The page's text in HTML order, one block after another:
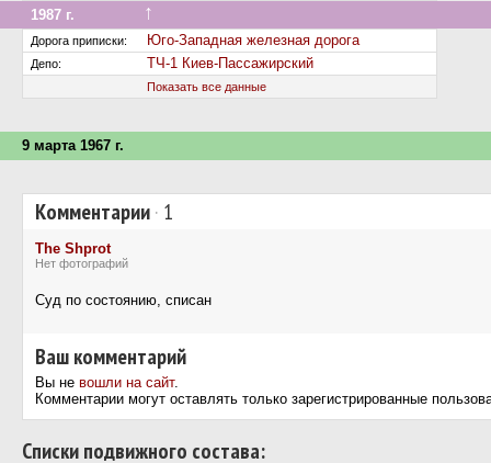
1987 г.
↑
Дорога приписки: Юго-Западная железная дорога
Депо: ТЧ-1 Киев-Пассажирский
Показать все данные
9 марта 1967 г.
Комментарии· 1
The Shprot
Нет фотографий
Суд по состоянию, списан
Ваш комментарий
Вы не вошли на сайт.
Комментарии могут оставлять только зарегистрированные
Cписки подвижного состава: